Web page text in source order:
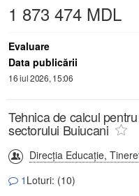
1 873 474 MDL
Evaluare
Data publicării
16 iul 2026, 15:06
Tehnica de calcul
sectorului Buiucani
Direcţia Educaţie,
1 Loturi: (10)